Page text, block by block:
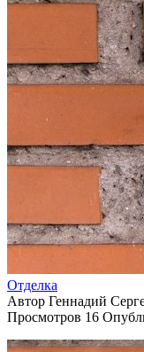
Отделка
Автор Геннадий
Просмотров 16